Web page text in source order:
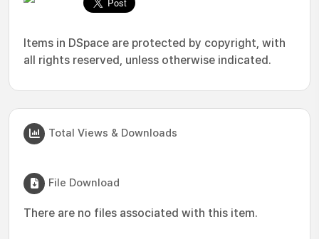
Items in DSpace are protected by copyright, with
all rights reserved, unless otherwise indicated.
Total Views & Downloads
File Download
There are no files associated with this item.